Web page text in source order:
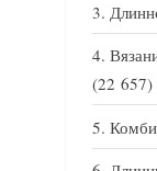
(22 657)